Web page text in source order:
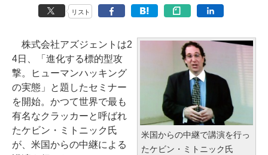
リスト
米国からの中継で講演を行っ
たケビン・ミトニック氏
株式会社アズジェントは2
4日、「進化する標的型攻
撃。ヒューマンハッキング
の実態」と題したセミナー
を開始。かつて世界で最も
有名なクラッカーと呼ばれ
たケビン・ミトニック氏
が、米国からの中継による